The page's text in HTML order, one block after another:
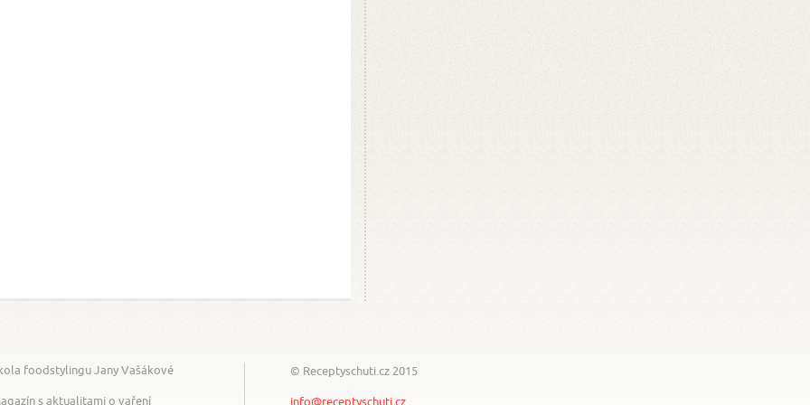
foodstylingu Jany Vašákové
s aktualitami o vaření
© Receptyschuti.cz 2015
info@receptyschuti.cz